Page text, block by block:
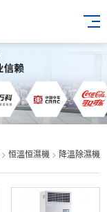
> 恒溫恒濕機 > 降溫除濕機